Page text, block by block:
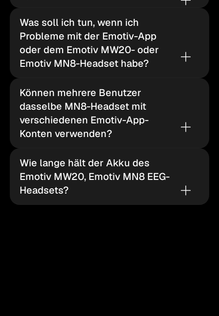
Was soll ich tun, wenn ich
Probleme mit der Emotiv-App
oder dem Emotiv MW20- oder
Emotiv MN8-Headset habe?
Können mehrere Benutzer
dasselbe MN8-Headset mit
verschiedenen Emotiv-App-
Konten verwenden?
Wie lange hält der Akku des
Emotiv MW20, Emotiv MN8 EEG-
Headsets?